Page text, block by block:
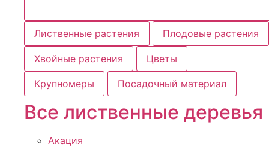
Лиственные растения Плодовые растения
Хвойные растения Цветы
Крупномеры Посадочный материал
Все лиственные деревья
Акация